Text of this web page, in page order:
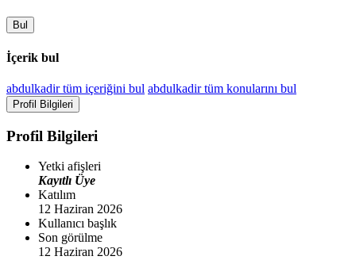
Bul
İçerik bul
abdulkadir tüm içeriğini bul abdulkadir tüm konularını bul
Profil Bilgileri
Profil Bilgileri
Yetki afişleri
Kayıtlı Üye
Katılım
12 Haziran 2026
Kullanıcı başlık
Son görülme
12 Haziran 2026